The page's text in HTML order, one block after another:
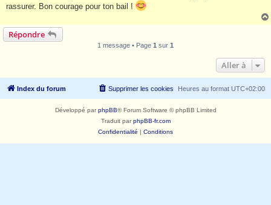
rassurer. Bon courage pour ton bail !
Répondre
1 message • Page 1 sur 1
Aller à
Index du forum Heures au format UTC+02:00
Supprimer les cookies
Développé parphpBB® Forum Software © phpBB Limited
Traduit parphpBB-fr.com
Confidentialité | Conditions